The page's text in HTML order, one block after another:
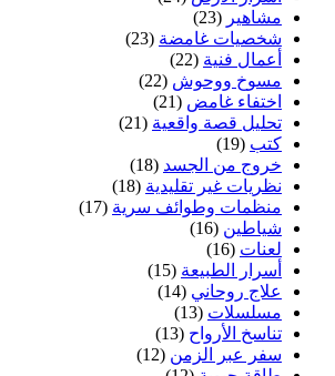
مشاهير (23)
شخصيات غامضة (23)
أعمال فنية (22)
مسوخ ووحوش (22)
اختفاء غامض (21)
تحليل قصة واقعية (21)
كتب (19)
خروج من الجسد (18)
نظريات غير تقليدية (18)
منظمات وطوائف سرية (17)
شياطين (16)
لعنات (16)
أسرار الطبيعة (15)
علاج روحاني (14)
مسلسلات (13)
تناسخ الأرواح (13)
سفر عبر الزمن (12)